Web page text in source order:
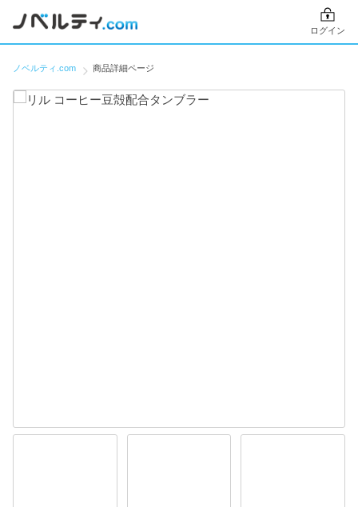
ログイン
ノベルティ.com 商品詳細ページ